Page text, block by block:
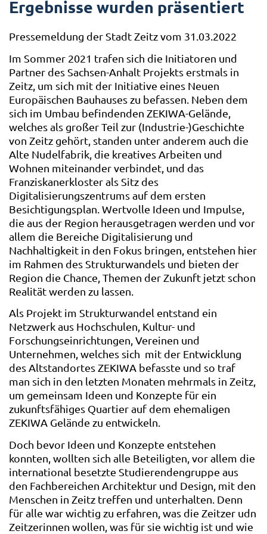
Ergebnisse wurden präsentiert
Pressemeldung der Stadt Zeitz vom 31.03.2022
Im Sommer 2021 trafen sich die Initiatoren und
Partner des Sachsen-Anhalt Projekts erstmals in
Zeitz, um sich mit der Initiative eines Neuen
Europäischen Bauhauses zu befassen. Neben dem
sich im Umbau befindenden ZEKIWA-Gelände,
welches als großer Teil zur (Industrie-)Geschichte
von Zeitz gehört, standen unter anderem auch die
Alte Nudelfabrik, die kreatives Arbeiten und
Wohnen miteinander verbindet, und das
Franziskanerkloster als Sitz des
Digitalisierungszentrums auf dem ersten
Besichtigungsplan. Wertvolle Ideen und Impulse,
die aus der Region herausgetragen werden und vor
allem die Bereiche Digitalisierung und
Nachhaltigkeit in den Fokus bringen, entstehen hier
im Rahmen des Strukturwandels und bieten der
Region die Chance, Themen der Zukunft jetzt schon
Realität werden zu lassen.
Als Projekt im Strukturwandel entstand ein
Netzwerk aus Hochschulen, Kultur- und
Forschungseinrichtungen, Vereinen und
Unternehmen, welches sich mit der Entwicklung
des Altstandortes ZEKIWA befasste und so traf
man sich in den letzten Monaten mehrmals in Zeitz,
um gemeinsam Ideen und Konzepte für ein
zukunftsfähiges Quartier auf dem ehemaligen
ZEKIWA Gelände zu entwickeln.
Doch bevor Ideen und Konzepte entstehen
konnten, wollten sich alle Beteiligten, vor allem die
international besetzte Studierendengruppe aus
den Fachbereichen Architektur und Design, mit den
Menschen in Zeitz treffen und unterhalten. Denn
für alle war wichtig zu erfahren, was die Zeitzer udn
Zeitzerinnen wollen, was für sie wichtig ist und wie